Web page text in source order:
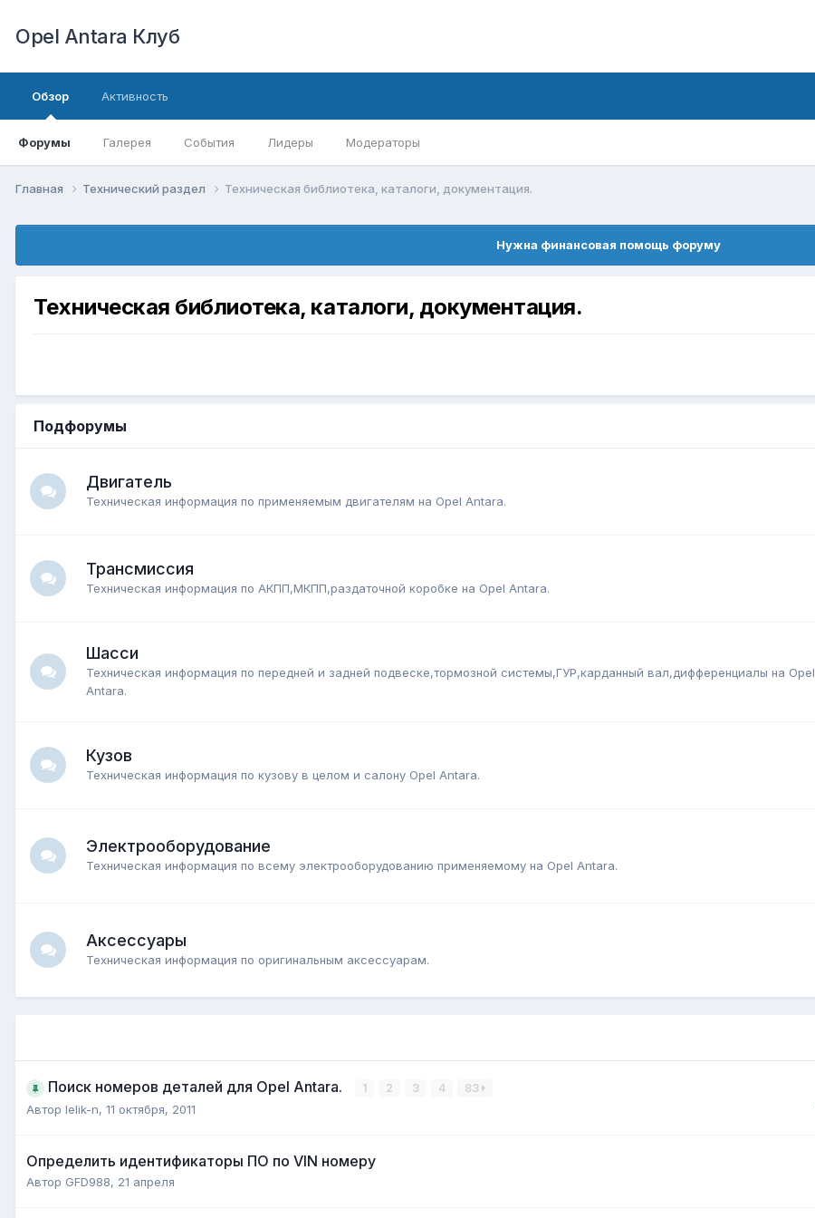
Opel Antara Клуб
Обзор
Форумы Галерея События Лидеры Модераторы
Активность
Главная Технический раздел Техническая библиотека, каталоги, документация.
Нужна финансовая помощь форуму
Техническая библиотека, каталоги, документация.
Подфорумы
Двигатель
Техническая информация по применяемым двигателям на Opel Antara.
Трансмиссия
Техническая информация по АКПП,МКПП,раздаточной коробке на Opel Antara.
Шасси
Техническая информация по передней и задней подвеске,тормозной системы,ГУР,карданный вал,дифференциалы на Opel
Antara.
Кузов
Техническая информация по кузову в целом и салону Opel Antara.
Электрооборудование
Техническая информация по всему электрооборудованию применяемому на Opel Antara.
Аксессуары
Техническая информация по оригинальным аксессуарам.
Поиск номеров деталей для Opel Antara. 1 2 3 4 83
Автор lelik-n, 11 октября, 2011
Определить идентификаторы ПО по VIN номеру
Автор GFD988, 21 апреля